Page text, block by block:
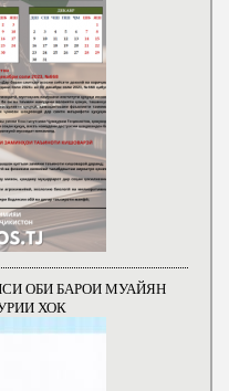
ОБИ БАРОИ МУАЙЯН
ХОК